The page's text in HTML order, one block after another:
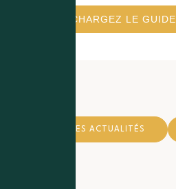
TÉLÉCHARGEZ LE GUIDE
TOUTES LES ACTUALITÉS